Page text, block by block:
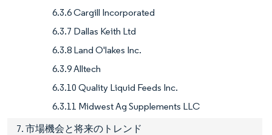
6.3.6 Cargill Incorporated
6.3.7 Dallas Keith Ltd
6.3.8 Land O'lakes Inc.
6.3.9 Alltech
6.3.10 Quality Liquid Feeds Inc.
6.3.11 Midwest Ag Supplements LLC
7. 市場機会と将来のトレンド